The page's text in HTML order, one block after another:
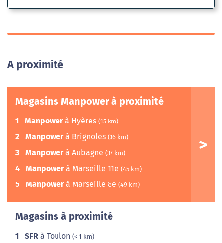
A proximité
Magasins Manpower à proximité
1 Manpowerà Hyères (15 km)
2 Manpowerà Brignoles (36 km)
3 Manpowerà Aubagne (37 km)
4 Manpowerà Marseille 11e (45 km)
5 Manpowerà Marseille 8e (49 km)
Magasins à proximité
1 SFR à Toulon (< 1 km)